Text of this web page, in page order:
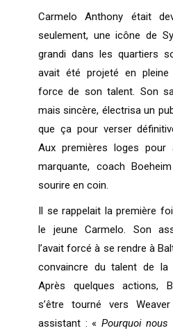
Carmelo Anthony était
seulement, une icône de
grandi dans les quartiers
avait été projeté en
force de son talent. Son
mais sincère, électrisa un
que ça pour verser
Aux premières loges pour
marquante, coach
sourire en coin.
Il se rappelait la première
le jeune Carmelo. Son
l’avait forcé à se rendre à
convaincre du talent de la
Après quelques actions,
s’être tourné vers
assistant : « Pourquoi